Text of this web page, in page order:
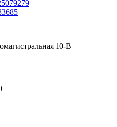
10-В